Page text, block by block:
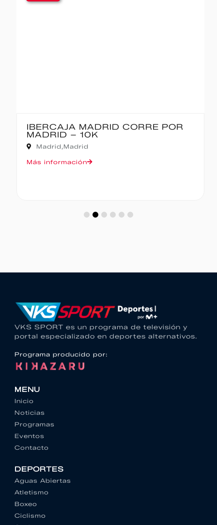
IBERCAJA MADRID CORRE POR
MADRID – 10K
Madrid, Madrid
Más información
VKS SPORT es un programa de televisión y
portal especializado en deportes alternativos.
Programa producido por:
MENU
Inicio
Noticias
Programas
Eventos
Contacto
DEPORTES
Aguas Abiertas
Atletismo
Boxeo
Ciclismo